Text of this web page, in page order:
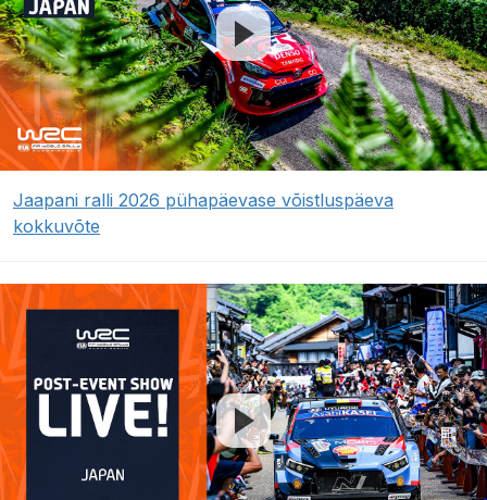
Jaapani ralli 2026 pühapäevase võistluspäeva
kokkuvõte